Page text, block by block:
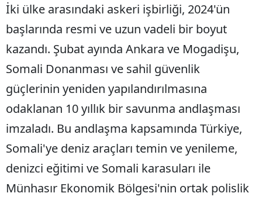
İki ülke arasındaki askeri işbirliği, 2024'ün
başlarında resmi ve uzun vadeli bir boyut
kazandı. Şubat ayında Ankara ve Mogadişu,
Somali Donanması ve sahil güvenlik
güçlerinin yeniden yapılandırılmasına
odaklanan 10 yıllık bir savunma andlaşması
imzaladı. Bu andlaşma kapsamında Türkiye,
Somali'ye deniz araçları temin ve yenileme,
denizci eğitimi ve Somali karasuları ile
Münhasır Ekonomik Bölgesi'nin ortak polislik